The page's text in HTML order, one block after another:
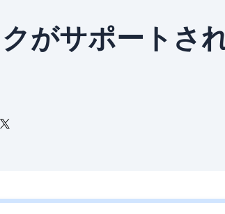
がサポートさ
